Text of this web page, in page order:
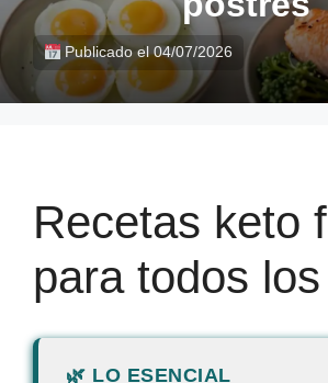
Publicado el 04/07/2026
Recetas keto
para todos